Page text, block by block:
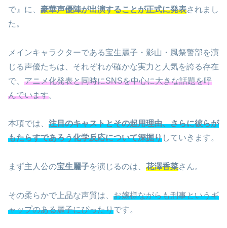
で』に、 豪華声優陣が出演することが正式に発表されまし
た。
メインキャラクターである宝生麗子・影山・風祭警部を演
じる声優たちは、それぞれが確かな実力と人気を誇る存在
で、 アニメ化発表と同時にSNSを中心に大きな話題を呼
んでいます。
本項では、 注目のキャストとその起用理由、さらに彼らが
もたらすであろう化学反応について深掘りしていきます。
まず主人公の宝生麗子を演じるのは、 花澤香菜さん。
その柔らかで上品な声質は、 お嬢様ながらも刑事というギ
ャップのある麗子にぴったりです。